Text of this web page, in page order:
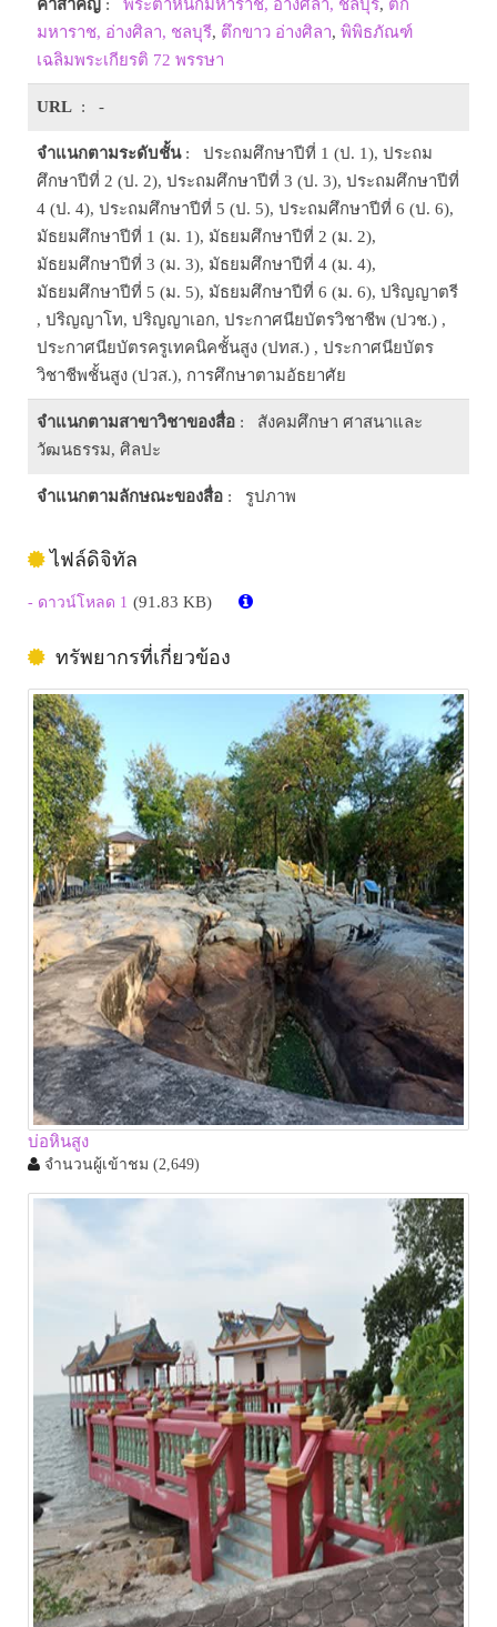
คำสำคัญ : พระตำหนักมหาราช, อ่างศิลา, ชลบุรี, ตึก
มหาราช, อ่างศิลา, ชลบุรี, ตึกขาว อ่างศิลา, พิพิธภัณฑ์
เฉลิมพระเกียรติ 72 พรรษา
URL : -
จำแนกตามระดับชั้น: ประถมศึกษาปีที่ 1 (ป. 1), ประถม
ศึกษาปีที่ 2 (ป. 2), ประถมศึกษาปีที่ 3 (ป. 3), ประถมศึกษาปีที่
4 (ป. 4), ประถมศึกษาปีที่ 5 (ป. 5), ประถมศึกษาปีที่ 6 (ป. 6),
มัธยมศึกษาปีที่ 1 (ม. 1), มัธยมศึกษาปีที่ 2 (ม. 2),
มัธยมศึกษาปีที่ 3 (ม. 3), มัธยมศึกษาปีที่ 4 (ม. 4),
มัธยมศึกษาปีที่ 5 (ม. 5), มัธยมศึกษาปีที่ 6 (ม. 6), ปริญญาตรี
, ปริญญาโท, ปริญญาเอก, ประกาศนียบัตรวิชาชีพ (ปวช.) ,
ประกาศนียบัตรครูเทคนิคชั้นสูง (ปทส.) , ประกาศนียบัตร
วิชาชีพชั้นสูง (ปวส.), การศึกษาตามอัธยาศัย
จำแนกตามสาขาวิชาของสื่อ : สังคมศึกษา ศาสนาและ
วัฒนธรรม, ศิลปะ
จำแนกตามลักษณะของสื่อ : รูปภาพ
ไฟล์ดิจิทัล
- ดาวน์โหลด 1 (91.83 KB)
ทรัพยากรที่เกี่ยวข้อง
บ่อหินสูง
จำนวนผู้เข้าชม (2,649)